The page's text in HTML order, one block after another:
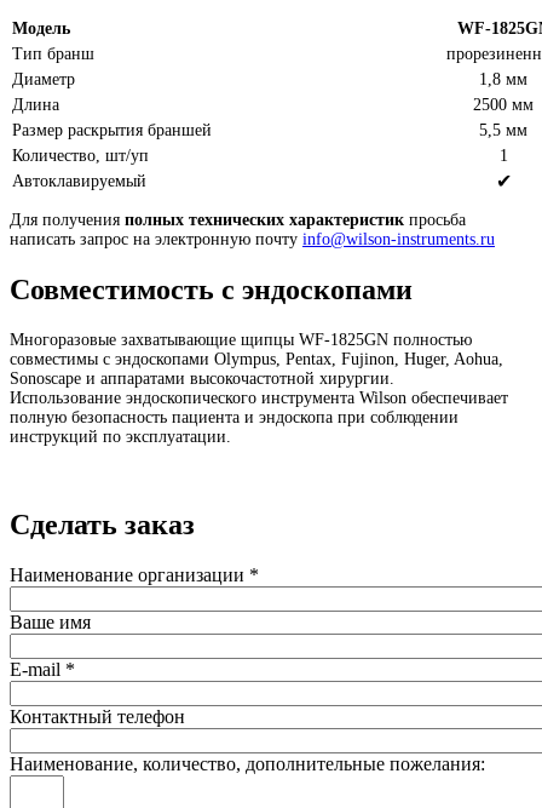
Модель
WF-
Тип бранш
Диаметр
1,8 мм
Длина
2500 мм
Размер раскрытия браншей
5,5 мм
Количество, шт/уп
1
Автоклавируемый
✔
Для получения полных технических характеристик просьба
написать запрос на электронную почту info@wilson-instruments.ru
Совместимость с эндоскопами
Многоразовые захватывающие щипцы WF-1825GN полностью
совместимы с эндоскопами Olympus, Pentax, Fujinon, Huger, Aohua,
Sonoscape и аппаратами высокочастотной хирургии.
Использование эндоскопического инструмента Wilson обеспечивает
полную безопасность пациента и эндоскопа при соблюдении
инструкций по эксплуатации.
Сделать заказ
Наименование организации *
Ваше имя
E-mail *
Контактный телефон
Наименование, количество, дополнительные пожелания: